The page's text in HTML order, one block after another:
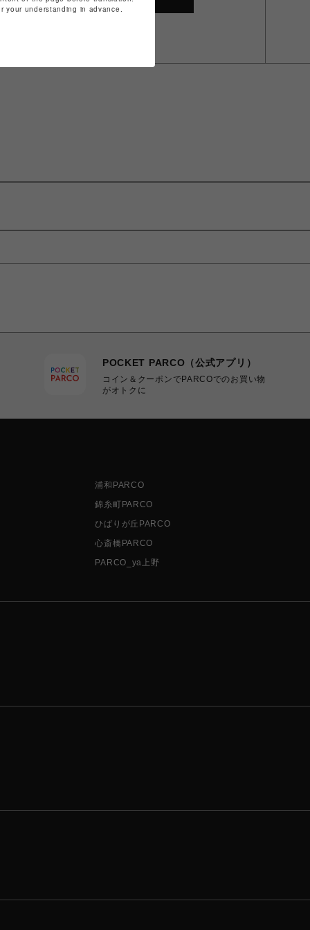
POCKET PARCO（公式アプリ）
コイン＆クーポンでPARCOでのお買い物
がオトクに
浦和PARCO
錦糸町PARCO
ひばりが丘PARCO
心斎橋PARCO
PARCO_ya上野
your understanding in advance.